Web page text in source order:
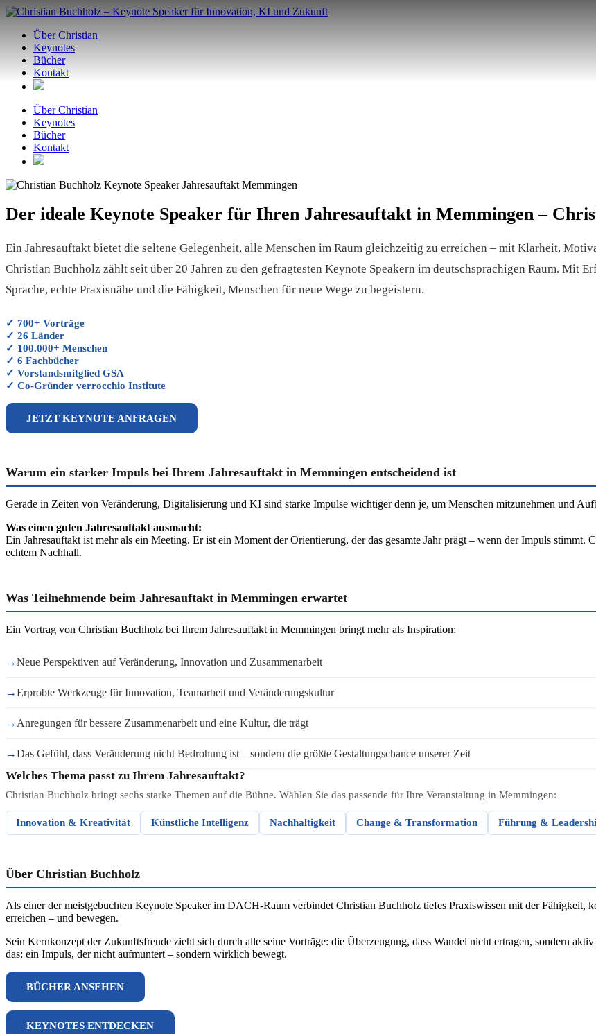
Zum
springenÜber Christian
Keynotes
Bücher
Kontakt
Über Christian
Keynotes
Bücher
Kontakt
Der ideale Keynote Speaker für Ihren Jahresauftakt in Memmingen –
Ein Jahresauftakt bietet die seltene Gelegenheit, alle Menschen im Raum gleichzeitig zu erreichen – mit Klarheit,
Christian Buchholz zählt seit über 20 Jahren zu den gefragtesten Keynote Speakern im deutschsprachigen Raum. Mit
Sprache, echte Praxisnähe und die Fähigkeit, Menschen für neue Wege zu begeistern.
✓ 700+ Vorträge
✓ 26 Länder
✓ 100.000+ Menschen
✓ 6 Fachbücher
✓ Vorstandsmitglied GSA
✓ Co-Gründer verrocchio Institute
JETZT KEYNOTE ANFRAGEN
Warum ein starker Impuls bei Ihrem Jahresauftakt in Memmingen entscheidend ist
Gerade in Zeiten von Veränderung, Digitalisierung und KI sind starke Impulse wichtiger denn je, um Menschen mitzunehmen und
Was einen guten Jahresauftakt ausmacht:
Ein Jahresauftakt ist mehr als ein Meeting. Er ist ein Moment der Orientierung, der das gesamte Jahr prägt – wenn der Impuls
echtem Nachhall.
Was Teilnehmende beim Jahresauftakt in Memmingen erwartet
Ein Vortrag von Christian Buchholz bei Ihrem Jahresauftakt in Memmingen bringt mehr als Inspiration:
→Neue Perspektiven auf Veränderung, Innovation und Zusammenarbeit
→Erprobte Werkzeuge für Innovation, Teamarbeit und Veränderungskultur
→ Anregungen für bessere Zusammenarbeit und eine Kultur, die trägt
→Das Gefühl, dass Veränderung nicht Bedrohung ist – sondern die größte Gestaltungschance unserer Zeit
Welches Thema passt zu Ihrem Jahresauftakt?
Christian Buchholz bringt sechs starke Themen auf die Bühne. Wählen Sie das passende für Ihre Veranstaltung in Memmingen:
Innovation & Kreativität Künstliche Intelligenz Nachhaltigkeit Change & Transformation Führung &
Über Christian Buchholz
Als einer der meistgebuchten Keynote Speaker im DACH-Raum verbindet Christian Buchholz tiefes Praxiswissen mit der Fähigkeit,
erreichen – und bewegen.
Sein Kernkonzept der Zukunftsfreude zieht sich durch alle seine Vorträge: die Überzeugung, dass Wandel nicht ertragen, sondern
das: ein Impuls, der nicht aufmuntert – sondern wirklich bewegt.
BÜCHER ANSEHEN
KEYNOTES ENTDECKEN